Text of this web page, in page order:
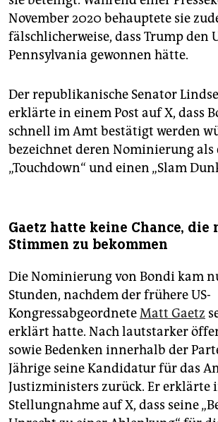
November 2020 behauptete sie
fälschlicherweise, dass Trump den
Pennsylvania gewonnen hätte.
Der republikanische Senator
erklärte in einem Post auf X, dass
schnell im Amt bestätigt werden
bezeichnet deren Nominierung als
„Touchdown“ und einen „Slam
Gaetz hatte keine Chance, die
Stimmen zu bekommen
Die Nominierung von Bondi kam
Stunden, nachdem der frühere US-
KongressabgeordneteMatt Gaetz
erklärt hatte. Nach lautstarker
sowie Bedenken innerhalb der
Jährige seine Kandidatur für das
Justizministers zurück. Er erklärte
Stellungnahme auf X, dass seine